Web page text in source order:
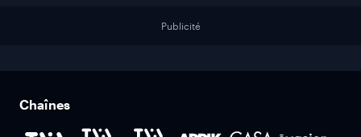
Publicité
Chaînes